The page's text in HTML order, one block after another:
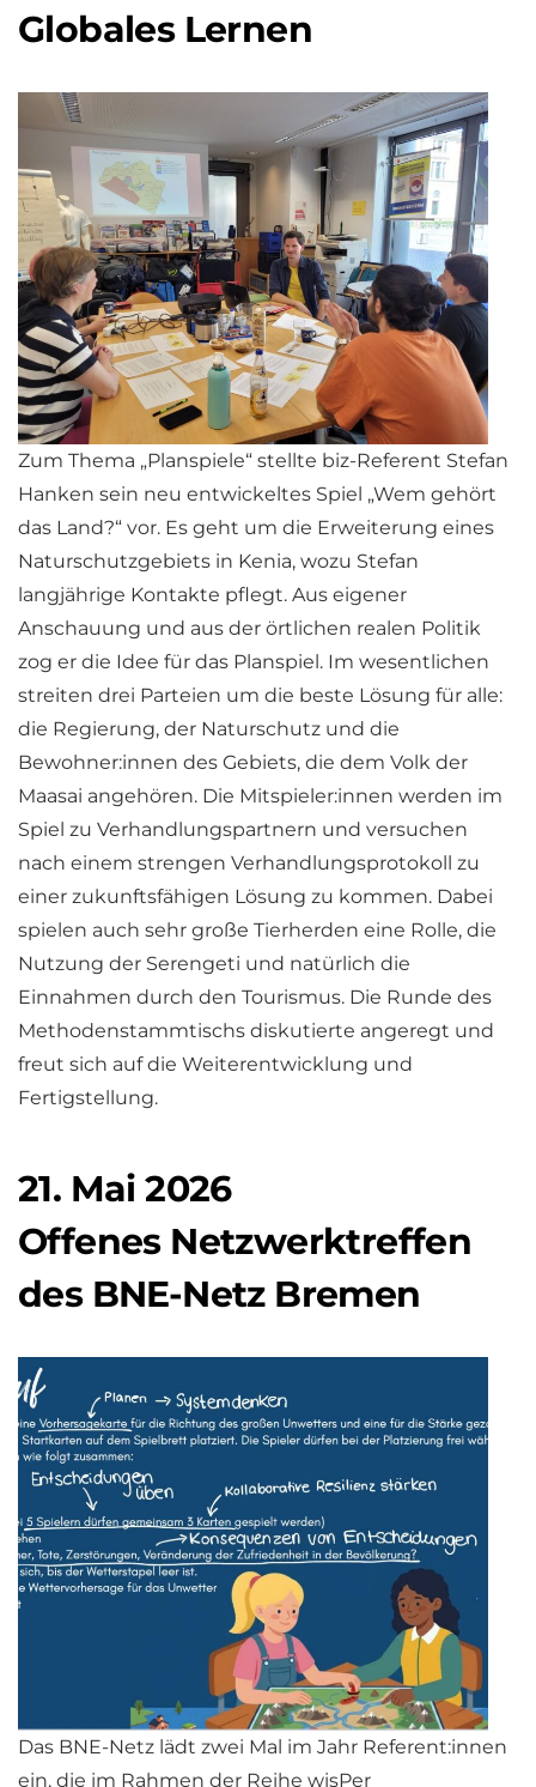
Globales Lernen
Zum Thema „Planspiele“ stellte biz-Referent Stefan
Hanken sein neu entwickeltes Spiel „Wem gehört
das Land?“ vor. Es geht um die Erweiterung eines
Naturschutzgebiets in Kenia, wozu Stefan
langjährige Kontakte pflegt. Aus eigener
Anschauung und aus der örtlichen realen Politik
zog er die Idee für das Planspiel. Im wesentlichen
streiten drei Parteien um die beste Lösung für alle:
die Regierung, der Naturschutz und die
Bewohner:innen des Gebiets, die dem Volk der
Maasai angehören. Die Mitspieler:innen werden im
Spiel zu Verhandlungspartnern und versuchen
nach einem strengen Verhandlungsprotokoll zu
einer zukunftsfähigen Lösung zu kommen. Dabei
spielen auch sehr große Tierherden eine Rolle, die
Nutzung der Serengeti und natürlich die
Einnahmen durch den Tourismus. Die Runde des
Methodenstammtischs diskutierte angeregt und
freut sich auf die Weiterentwicklung und
Fertigstellung.
21. Mai 2026
Offenes Netzwerktreffen
des BNE-Netz Bremen
Das BNE-Netz lädt zwei Mal im Jahr Referent:innen
ein, die im Rahmen der Reihe wisPer